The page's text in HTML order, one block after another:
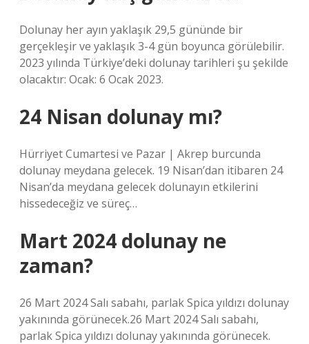
Dolunay her ayın yaklaşık 29,5 gününde bir
gerçekleşir ve yaklaşık 3-4 gün boyunca görülebilir.
2023 yılında Türkiye’deki dolunay tarihleri ​​şu şekilde
olacaktır: Ocak: 6 Ocak 2023.
24 Nisan dolunay mı?
Hürriyet Cumartesi ve Pazar | Akrep burcunda
dolunay meydana gelecek. 19 Nisan’dan itibaren 24
Nisan’da meydana gelecek dolunayın etkilerini
hissedeceğiz ve süreç…
Mart 2024 dolunay ne
zaman?
26 Mart 2024 Salı sabahı, parlak Spica yıldızı dolunay
yakınında görünecek.26 Mart 2024 Salı sabahı,
parlak Spica yıldızı dolunay yakınında görünecek.